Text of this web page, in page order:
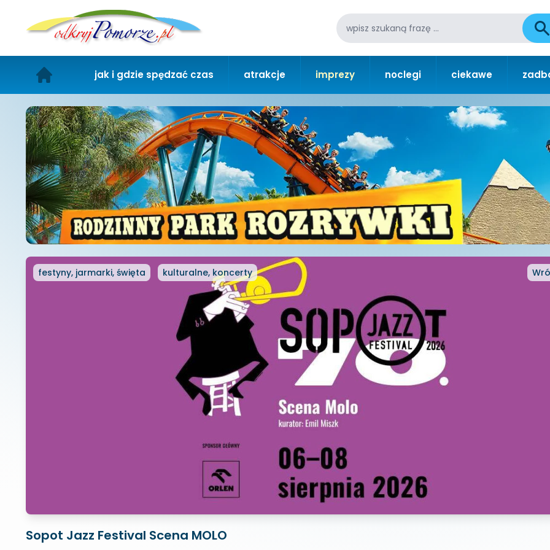
jak i gdzie spędzać czas atrakcje imprezy noclegi ciekawe
festyny, jarmarki, święta kulturalne, koncerty
Sopot Jazz Festival Scena MOLO